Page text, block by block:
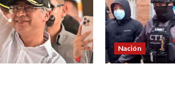
Nación